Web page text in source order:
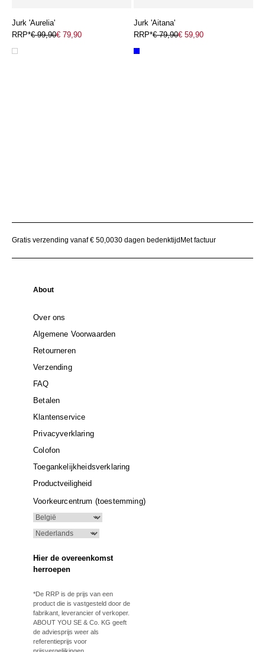
Jurk 'Aurelia'
RRP*€ 99,90€ 79,90
Jurk 'Aitana'
RRP*€ 79,90€ 59,90
Gratis verzending vanaf € 50,0030 dagen bedenktijd Met factuur
About
Over ons
Algemene Voorwaarden
Retourneren
Verzending
FAQ
Betalen
Klantenservice
Privacyverklaring
Colofon
Toegankelijkheidsverklaring
Productveiligheid
Voorkeurcentrum (toestemming)
Hier de overeenkomst
herroepen
*De RRP is de prijs van een
product die is vastgesteld door de
fabrikant, leverancier of verkoper.
ABOUT YOU SE & Co. KG geeft
de adviesprijs weer als
referentieprijs voor